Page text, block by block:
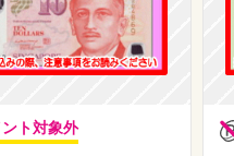
ト対象外